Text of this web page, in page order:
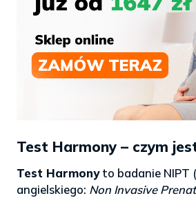
Test Harmony – czym
Test Harmonyto badanie NIPT
angielskiego: Non Invasive